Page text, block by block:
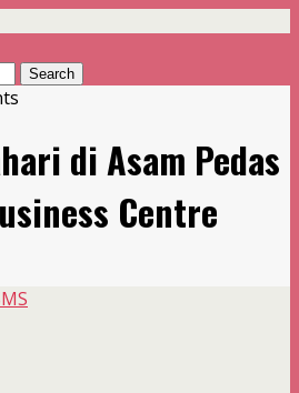
di Asam Pedas
Centre